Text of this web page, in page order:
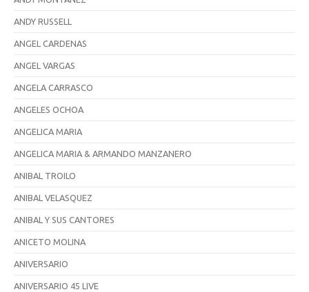
ANDY RUSSELL
ANGEL CARDENAS
ANGEL VARGAS
ANGELA CARRASCO
ANGELES OCHOA
ANGELICA MARIA
ANGELICA MARIA & ARMANDO MANZANERO
ANIBAL TROILO
ANIBAL VELASQUEZ
ANIBAL Y SUS CANTORES
ANICETO MOLINA
ANIVERSARIO
ANIVERSARIO 45 LIVE